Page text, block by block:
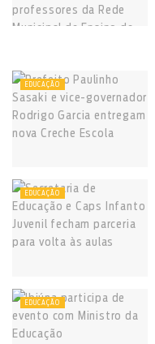
EDUCAÇÃO
EDUCAÇÃO
EDUCAÇÃO